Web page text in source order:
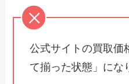
公式サイトの買取価
て揃った状態」にな